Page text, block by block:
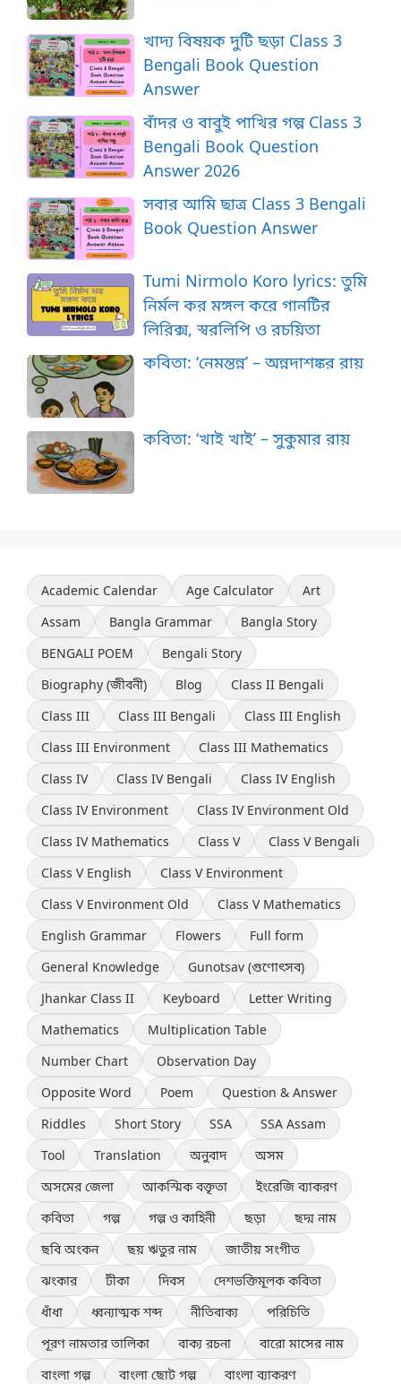
খাদ্য বিষয়ক দুটি ছড়া Class 3
Bengali Book Question
Answer
বাঁদর ও বাবুই পাখির গল্প Class 3
Bengali Book Question
Answer 2026
সবার আমি ছাত্র Class 3 Bengali
Book Question Answer
Tumi Nirmolo Koro lyrics: তুমি
নির্মল কর মঙ্গল করে গানটির
লিরিক্স, স্বরলিপি ও রচয়িতা
কবিতা: ‘নেমন্তন্ন’ – অন্নদাশঙ্কর রায়
কবিতা: ‘খাই খাই’ – সুকুমার রায়
Academic Calendar Age Calculator
Art
Assam
Bangla Grammar
Bangla Story
BENGALI POEM
Bengali Story
Biography (জীবনী)
Blog
Class II Bengali
Class III
Class III Bengali
Class III English
Class III Environment
Class III Mathematics
Class IV
Class IV Bengali
Class IV English
Class IV Environment
Class IV Environment Old
Class IV Mathematics
Class V
Class V Bengali
Class V English
Class V Environment
Class V Environment Old
Class V Mathematics
English Grammar
Flowers
Full form
General Knowledge
Gunotsav (গুণোৎসব)
Jhankar Class II
Keyboard
Letter Writing
Mathematics
Multiplication Table
Number Chart
Observation Day
Opposite Word
Poem
Question & Answer
Riddles
Short Story SSA
SSA Assam
Tool
Translation অনুবাদ
অসম
অসমের জেলা
আকস্মিক বক্তৃতা
ইংরেজি ব্যাকরণ
কবিতা
গল্প গল্প ও কাহিনী ছড়া
ছদ্ম নাম
ছবি অংকন
ছয় ঋতুর নাম
জাতীয় সংগীত
ঝংকার
টীকা দিবস
দেশভক্তিমূলক কবিতা
ধাঁধা
ধ্বন্যাত্মক শব্দ নীতিবাক্য
পরিচিতি
পূরণ নামতার তালিকা
বাক্য রচনা
বারো মাসের নাম
বাংলা গল্প
বাংলা ছোট গল্প বাংলা ব্যাকরণ